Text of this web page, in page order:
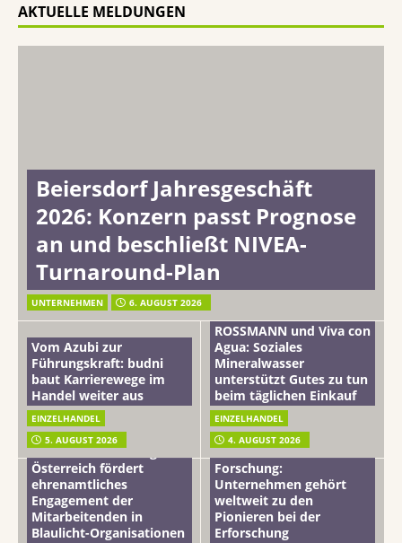
AKTUELLE MELDUNGEN
Beiersdorf Jahresgeschäft
2026: Konzern passt Prognose
an und beschließt NIVEA-
Turnaround-Plan
UNTERNEHMEN 6. AUGUST 2026
Vom Azubi zur
Führungskraft: budni
baut Karrierewege im
Handel weiter aus
EINZELHANDEL
5. AUGUST 2026
ROSSMANN und Viva con
Agua: Soziales
Mineralwasser
unterstützt Gutes zu tun
beim täglichen Einkauf
EINZELHANDEL
4. AUGUST 2026
mehr vom leben tag: dm
Österreich fördert
ehrenamtliches
Engagement der
Mitarbeitenden in
Blaulicht-Organisationen
Beiersdorf
Hautmikrobiom-
Forschung:
Unternehmen gehört
weltweit zu den
Pionieren bei der
Erforschung